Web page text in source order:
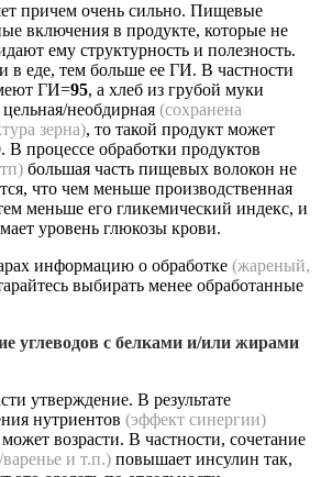
причем очень сильно. Пищевые
включения в продукте, которые не
ему структурность и полезность.
в еде, тем больше ее ГИ. В частности
ГИ=95, а хлеб из грубой муки
необдирная (сохранена
зерна), то такой продукт может
. В процессе обработки продуктов
большая часть пищевых волокон не
что чем меньше производственная
меньше его гликемический индекс, и
уровень глюкозы крови.
информацию о обработке (жареный,
выбирать менее обработанные
с белками и/или жирами
утверждение. В результате
нутриентов (эффект синергии)
возрасти. В частности, сочетание
и т.п.) повышает инсулин так,